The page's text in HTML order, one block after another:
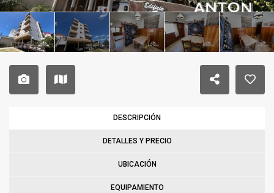
DESCRIPCIÓN
DETALLES Y PRECIO
UBICACIÓN
EQUIPAMIENTO